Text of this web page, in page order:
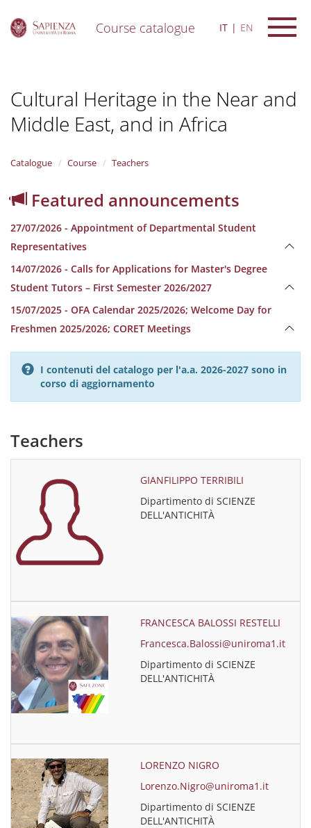
Course catalogue IT EN
Cultural Heritage in the Near and
Middle East, and in Africa
Catalogue Course Teachers
Featured announcements
27/07/2026 - Appointment of Departmental Student
Representatives
14/07/2026 - Calls for Applications for Master's Degree
Student Tutors – First Semester 2026/2027
15/07/2025 - OFA Calendar 2025/2026; Welcome Day for
Freshmen 2025/2026; CORET Meetings
I contenuti del catalogo per l'a.a. 2026-2027 sono in
corso di aggiornamento
Teachers
GIANFILIPPO TERRIBILI
Dipartimento di SCIENZE
DELL'ANTICHITÀ
FRANCESCA BALOSSI RESTELLI
Francesca.Balossi@uniroma1.it
Dipartimento di SCIENZE
DELL'ANTICHITÀ
LORENZO NIGRO
Lorenzo.Nigro@uniroma1.it
Dipartimento di SCIENZE
DELL'ANTICHITÀ